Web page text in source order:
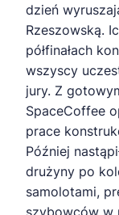
dzień
Rzeszowską.
półfinałach
wszyscy
jury. Z
SpaceCoffee
prace
Później
drużyny po
samolotami,
szybowców w